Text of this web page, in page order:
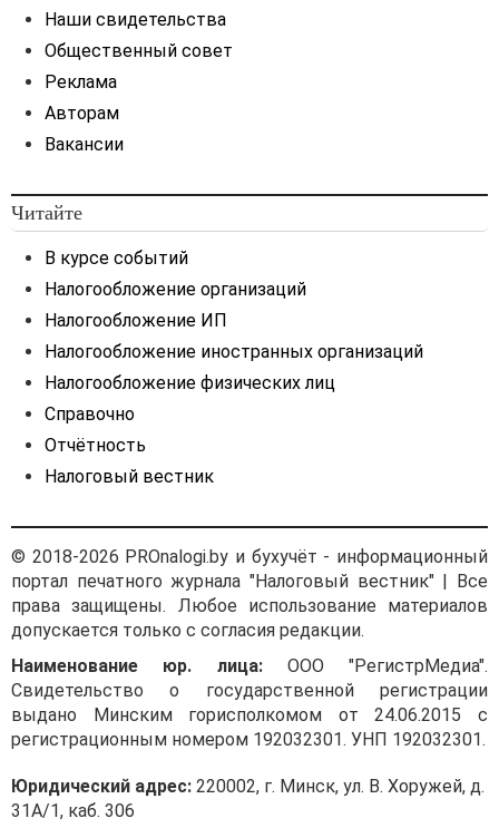
утвержденного Указом
Следовательно, в данном
идентификации
транспортного средства
Министров Республики
Беларусь от01.07.2019
№ 437(далее —
Постановление № 437),
которым утвержден
перечень видов
и категорий транспортных
средств, являющихся
объектами обложения
утилизационным сбором,
утилизационного сбора.
Наши свидетельства
Общественный совет
Реклама
Авторам
Вакансии
Читайте
В курсе событий
Налогообложение организаций
Налогообложение ИП
Налогообложение иностранных организаций
Налогообложение физических лиц
Справочно
Отчётность
Налоговый вестник
© 2018-2026 PROnalogi.by и бухучёт - информационный
портал печатного журнала "Налоговый вестник" | Все
права защищены. Любое использование материалов
допускается только с согласия редакции.
Наименование юр. лица:ООО "РегистрМедиа".
Свидетельство о государственной регистрации
выдано Минским горисполкомом от 24.06.2015 с
регистрационным номером 192032301. УНП 192032301.
Юридический адрес: 220002, г. Минск, ул. В. Хоружей, д.
31А/1, каб. 306